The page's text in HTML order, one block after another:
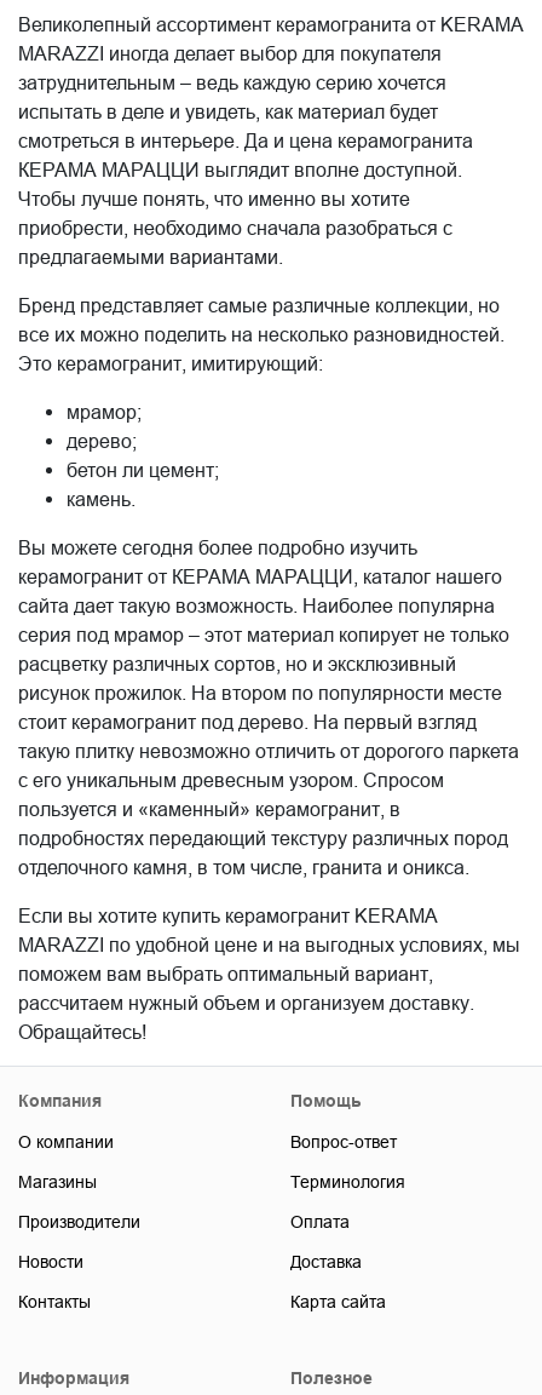
Великолепный ассортимент керамогранита от KERAMA
MARAZZI иногда делает выбор для покупателя
затруднительным – ведь каждую серию хочется
испытать в деле и увидеть, как материал будет
смотреться в интерьере. Да и цена керамогранита
КЕРАМА МАРАЦЦИ выглядит вполне доступной.
Чтобы лучше понять, что именно вы хотите
приобрести, необходимо сначала разобраться с
предлагаемыми вариантами.
Бренд представляет самые различные коллекции, но
все их можно поделить на несколько разновидностей.
Это керамогранит, имитирующий:
мрамор;
дерево;
бетон ли цемент;
камень.
Вы можете сегодня более подробно изучить
керамогранит от КЕРАМА МАРАЦЦИ, каталог нашего
сайта дает такую возможность. Наиболее популярна
серия под мрамор – этот материал копирует не только
расцветку различных сортов, но и эксклюзивный
рисунок прожилок. На втором по популярности месте
стоит керамогранит под дерево. На первый взгляд
такую плитку невозможно отличить от дорогого паркета
с его уникальным древесным узором. Спросом
пользуется и «каменный» керамогранит, в
подробностях передающий текстуру различных пород
отделочного камня, в том числе, гранита и оникса.
Если вы хотите купить керамогранит KERAMA
MARAZZI по удобной цене и на выгодных условиях, мы
поможем вам выбрать оптимальный вариант,
рассчитаем нужный объем и организуем доставку.
Обращайтесь!
Компания
О компании
Магазины
Производители
Новости
Контакты
Помощь
Вопрос-ответ
Терминология
Оплата
Доставка
Карта сайта
Информация Полезное